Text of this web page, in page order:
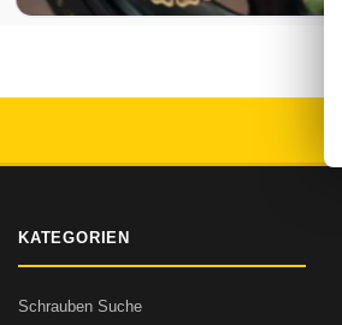
KATEGORIEN
Schrauben Suche